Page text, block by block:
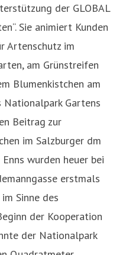
der GLOBAL
Sie animiert Kunden
Artenschutz im
am Grünstreifen
Blumenkistchen am
Gartens
Beitrag zur
im Salzburger dm
wurden heuer bei
erstmals
Sinne des
der Kooperation
der Nationalpark